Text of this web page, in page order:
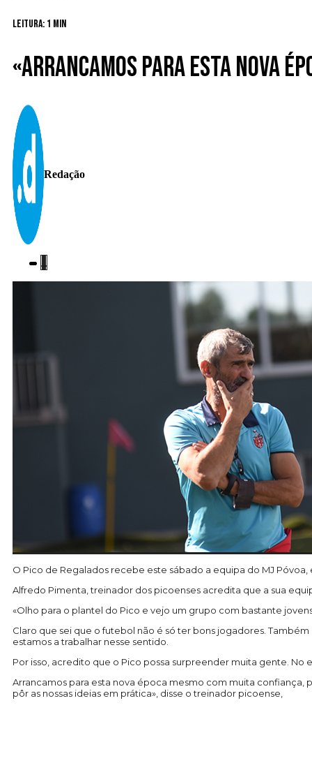
Leitura: 1 min
«Arrancamos para esta nova
Redação
O Pico de Regalados recebe este sábado a equipa do MJ Póvoa,
Alfredo Pimenta, treinador dos picoenses acredita que a sua
«Olho para o plantel do Pico e vejo um grupo com bastante
Claro que sei que o futebol não é só ter bons jogadores.
estamos a trabalhar nesse sentido.
Por isso, acredito que o Pico possa surpreender muita gente. No
Arrancamos para esta nova época mesmo com muita
pôr as nossas ideias em prática», disse o treinador picoense,